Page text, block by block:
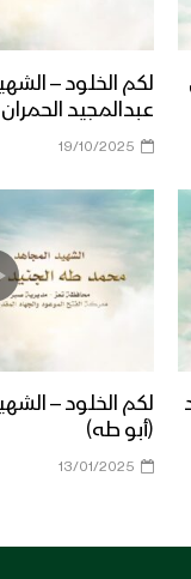
لكم الخلود –
عبدالمجيد الحمران
19/10/2025
لكم الخلود –
(أبو طه)
13/01/2025